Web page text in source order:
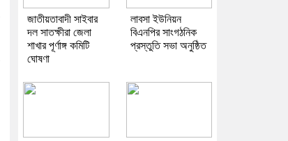
জাতীয়তাবাদী সাইবার
দল সাতক্ষীরা জেলা
শাখার পূর্ণাঙ্গ কমিটি
ঘোষণা
লাবসা ইউনিয়ন
বিএনপির সাংগঠনিক
প্রস্তুতি সভা অনুষ্ঠিত